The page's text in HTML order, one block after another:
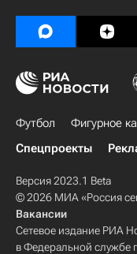
Футбол Фигурное
Спецпроекты
Версия 2023.1 Beta
© 2026 МИА «Россия
Вакансии
Сетевое издание РИА
в Федеральной службе